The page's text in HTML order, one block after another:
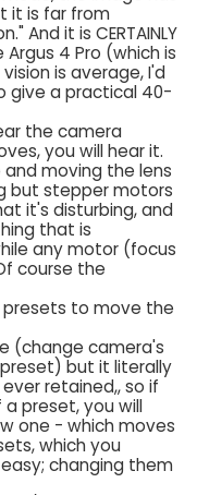
it is far from
And it is CERTAINLY
4 Pro (which is
is average, I'd
give a practical 40-
the camera
you will hear it.
moving the lens
but stepper motors
it's disturbing, and
that is
any motor (focus
course the
to move the
(change camera's
but it literally
retained,, so if
preset, you will
one - which moves
which you
changing them